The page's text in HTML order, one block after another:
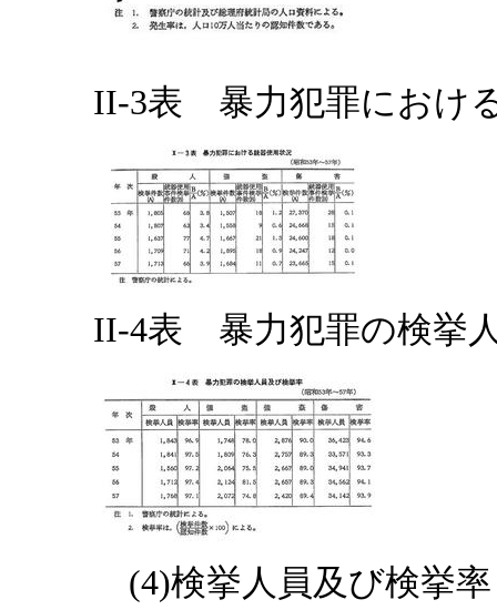
II-3表 暴力犯罪におけ
II-4表 暴力犯罪の検挙
(4)検挙人員及び検挙率